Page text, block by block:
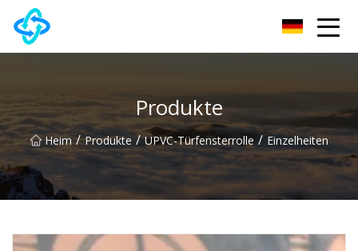
Produkte
Heim / Produkte / UPVC-Türfensterrolle / Einzelheiten